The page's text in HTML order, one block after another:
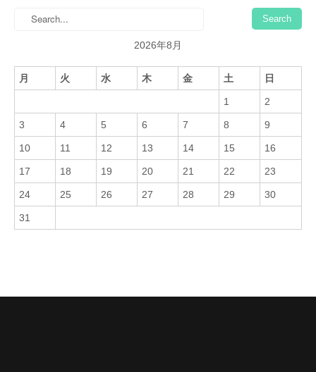
2026年8月
月 火 水 木 金 土 日
1 2
3 4 5 6 7 8 9
10 11 12 13 14 15 16
17 18 19 20 21 22 23
24 25 26 27 28 29 30
31